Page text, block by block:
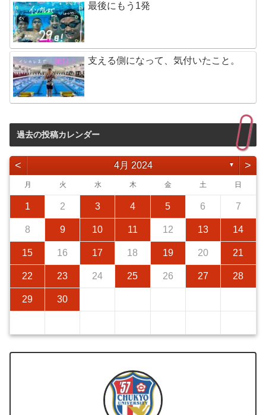
最後にもう1発
支える側になって、気付いたこと。
過去の投稿カレンダー
< 4月 2024 ▼ >
月 火 水 木 金 土 日
1 2 3 4 5 6 7
8 9 10 11 12 13 14
15 16 17 18 19 20 21
22 23 24 25 26 27 28
29 30